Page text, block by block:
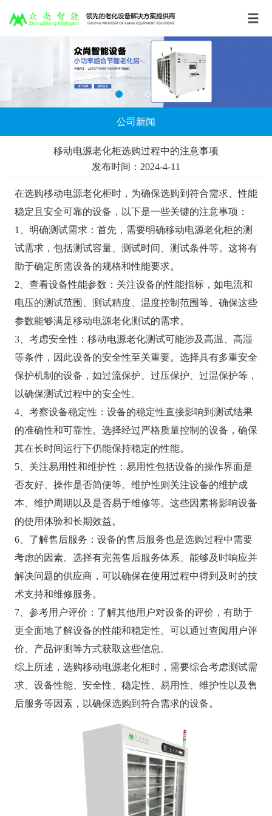
公司新闻
移动电源老化柜选购过程中的注意事项
发布时间：2024-4-11
在选购移动电源老化柜时，为确保选购到符合需求、性能
稳定且安全可靠的设备，以下是一些关键的注意事项：
1、明确测试需求：首先，需要明确移动电源老化柜的测
试需求，包括测试容量、测试时间、测试条件等。这将有
助于确定所需设备的规格和性能要求。
2、查看设备性能参数：关注设备的性能指标，如电流和
电压的测试范围、测试精度、温度控制范围等。确保这些
参数能够满足移动电源老化测试的需求。
3、考虑安全性：移动电源老化测试可能涉及高温、高湿
等条件，因此设备的安全性至关重要。选择具有多重安全
保护机制的设备，如过流保护、过压保护、过温保护等，
以确保测试过程中的安全性。
4、考察设备稳定性：设备的稳定性直接影响到测试结果
的准确性和可靠性。选择经过严格质量控制的设备，确保
其在长时间运行下仍能保持稳定的性能。
5、关注易用性和维护性：易用性包括设备的操作界面是
否友好、操作是否简便等。维护性则关注设备的维护成
本、维护周期以及是否易于维修等。这些因素将影响设备
的使用体验和长期效益。
6、了解售后服务：设备的售后服务也是选购过程中需要
考虑的因素。选择有完善售后服务体系、能够及时响应并
解决问题的供应商，可以确保在使用过程中得到及时的技
术支持和维修服务。
7、参考用户评价：了解其他用户对设备的评价，有助于
更全面地了解设备的性能和稳定性。可以通过查阅用户评
价、产品评测等方式获取这些信息。
综上所述，选购移动电源老化柜时，需要综合考虑测试需
求、设备性能、安全性、稳定性、易用性、维护性以及售
后服务等因素，以确保选购到符合需求的设备。